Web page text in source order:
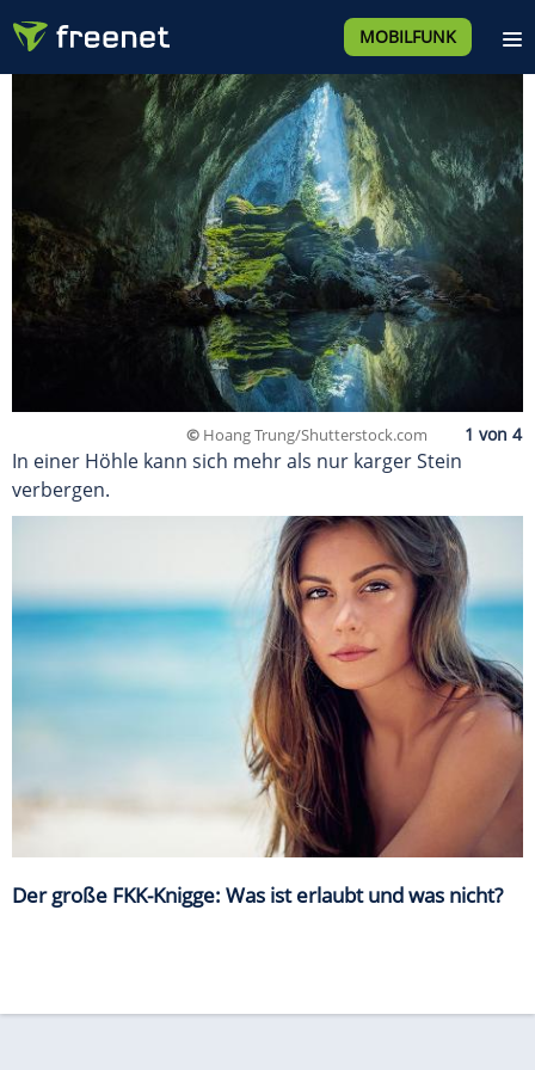
MOBILFUNK
© Hoang Trung/Shutterstock.com
In einer Höhle kann sich mehr als nur karger Stein
verbergen.
Der große FKK-Knigge: Was ist erlaubt und was nicht?